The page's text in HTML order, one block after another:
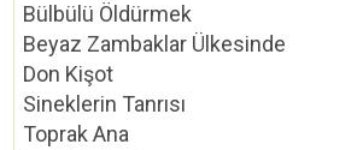
Bülbülü Öldürmek
Beyaz Zambaklar Ülkesinde
Don Kişot
Sineklerin Tanrısı
Toprak Ana